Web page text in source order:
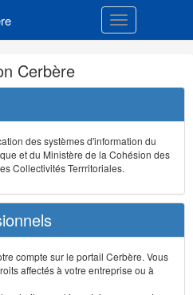
Toggle
Cerbère
des systèmes d'information du
et du Ministère de la Cohésion des
Collectivités Terrritoriales.
compte sur le portail Cerbère. Vous
affectés à votre entreprise ou à